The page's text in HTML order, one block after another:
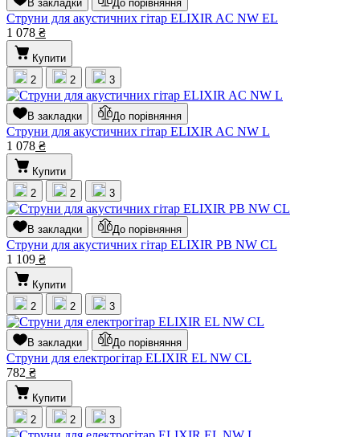
В закладки До порівняння
Струни для акустичних гітар ELIXIR AC NW EL
1 078 ₴
Купити
2
2 3
В закладки До порівняння
Струни для акустичних гітар ELIXIR AC NW L
1 078 ₴
Купити
2
2 3
В закладки До порівняння
Струни для акустичних гітар ELIXIR PB NW CL
1 109 ₴
Купити
2
2 3
В закладки До порівняння
Струни для електрогітар ELIXIR EL NW CL
782 ₴
Купити
2
2 3